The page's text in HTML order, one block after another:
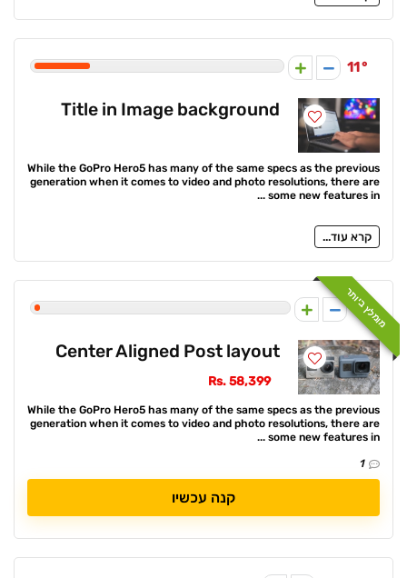
11
Title in Image background
While the GoPro Hero5 has many of the same specs as the previous
generation when it comes to video and photo resolutions, there are
some new features in ...
קרא עוד...
מומלץ ביותר
1
Center Aligned Post layout
Rs. 58,399
While the GoPro Hero5 has many of the same specs as the previous
generation when it comes to video and photo resolutions, there are
some new features in ...
1
קנה עכשיו